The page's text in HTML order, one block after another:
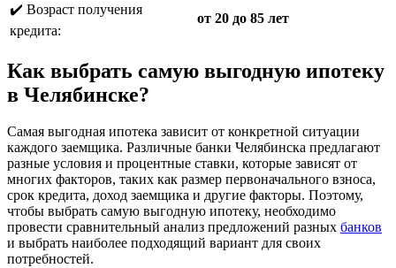
✔️ Возраст получения
кредита:
от 20 до 85 лет
Как выбрать самую выгодную ипотеку
в Челябинске?
Самая выгодная ипотека зависит от конкретной ситуации
каждого заемщика. Различные банки Челябинска предлагают
разные условия и процентные ставки, которые зависят от
многих факторов, таких как размер первоначального взноса,
срок кредита, доход заемщика и другие факторы. Поэтому,
чтобы выбрать самую выгодную ипотеку, необходимо
провести сравнительный анализ предложений разных банков
и выбрать наиболее подходящий вариант для своих
потребностей.